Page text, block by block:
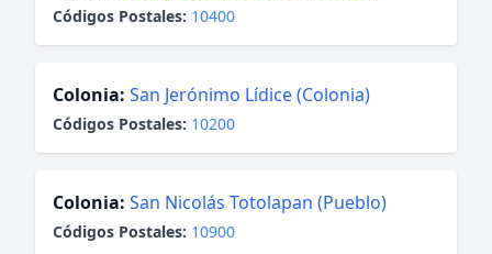
Códigos Postales: 10400
Colonia: San Jerónimo Lídice (Colonia)
Códigos Postales: 10200
Colonia: San Nicolás Totolapan (Pueblo)
Códigos Postales: 10900